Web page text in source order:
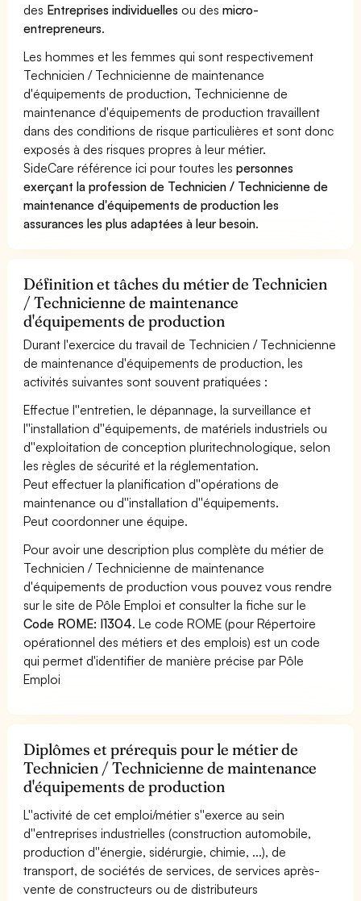
des Entreprises individuelles ou desmicro-
entrepreneurs.
Les hommes et les femmes qui sont respectivement
Technicien / Technicienne de maintenance
d'équipements de production, Technicienne de
maintenance d'équipements de production travaillent
dans des conditions de risque particulières et sont donc
exposés à des risques propres à leur métier.
SideCare référence ici pour toutes lespersonnes
exerçant la profession de Technicien / Technicienne de
maintenance d'équipements de production les
assurances les plus adaptées à leur besoin.
Définition et tâches du métier de Technicien
/ Technicienne de maintenance
d'équipements de production
Durant l'exercice du travail de Technicien / Technicienne
de maintenance d'équipements de production, les
activités suivantes sont souvent pratiquées :
Effectue l''entretien, le dépannage, la surveillance et
l''installation d''équipements, de matériels industriels ou
d''exploitation de conception pluritechnologique, selon
les règles de sécurité et la réglementation.
Peut effectuer la planification d''opérations de
maintenance ou d''installation d''équipements.
Peut coordonner une équipe.
Pour avoir une description plus complète du métier de
Technicien / Technicienne de maintenance
d'équipements de production vous pouvez vous rendre
sur le site de Pôle Emploi et consulter la fiche sur le
Code ROME: I1304. Le code ROME (pour Répertoire
opérationnel des métiers et des emplois) est un code
qui permet d'identifier de manière précise par Pôle
Emploi
Diplômes et prérequis pour le métier de
Technicien / Technicienne de maintenance
d'équipements de production
L''activité de cet emploi/métier s''exerce au sein
d''entreprises industrielles (construction automobile,
production d''énergie, sidérurgie, chimie, ...), de
transport, de sociétés de services, de services après-
vente de constructeurs ou de distributeurs